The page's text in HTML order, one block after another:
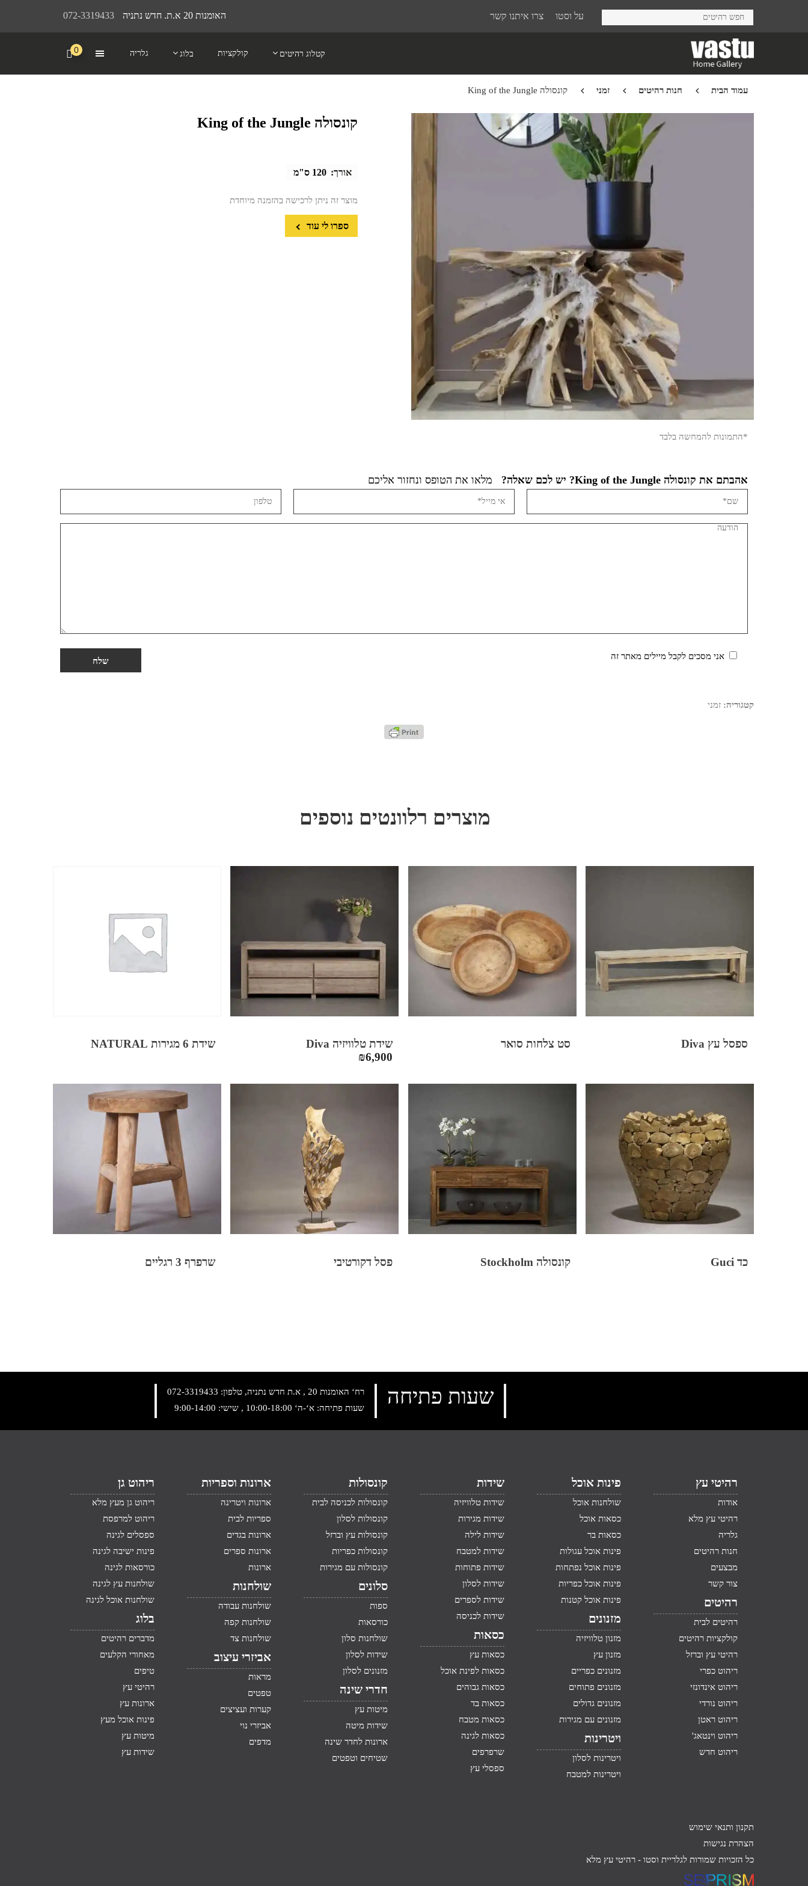
072-3319433 האומנות 20 א.ת. חדש נתניה על וסטו צרו איתנו קשר
קטלוג רהיטים קולקציות בלוג גלריה 0
עמוד הבית חנות רהיטים זמני קונסולה King of the Jungle
*התמונות להמחשה בלבד
קונסולה King of the Jungle
אורך: 120 ס"מ
מוצר זה ניתן לרכישה בהזמנה מיוחדת
ספרו לי עוד
אהבתם את קונסולה King of the Jungle? יש לכם שאלה? מלאו את הטופס ונחזור אליכם
אני מסכים לקבל מיילים מאתר זה
קטגוריה: זמני
מוצרים רלוונטים נוספים
ספסל עץ Diva סט צלחות סואר
שידת טלוויזיה Diva
₪6,900
שידת 6 מגירות NATURAL
כד Guci קונסולה Stockholm פסל דקורטיבי שרפרף 3 רגליים
רח‘ האומנות 20 , א.ת חדש נתניה, טלפון:
072-3319433
שעות פתיחה: א‘-ה‘ 10:00-18:00 , שישי: 9:00-14:00
שעות פתיחה
רהיטי עץ
אודות
רהיטי עץ מלא
גלריה
חנות רהיטים
מבצעים
צור קשר
רהיטים
רהיטים לבית
קולקציות רהיטים
רהיטי עץ וברזל
ריהוט כפרי
ריהוט אינדונזי
ריהוט נורדי
ריהוט ראטן
ריהוט וינטאג'
ריהוט חדש
פינות אוכל
שולחנות אוכל
כסאות אוכל
כסאות בר
פינות אוכל עגולות
פינות אוכל נפתחות
פינות אוכל כפריות
פינות אוכל קטנות
מזנונים
מזנון טלוויזיה
מזנון עץ
מזנונים כפריים
מזנונים פתוחים
מזנונים גדולים
מזנונים עם מגירות
ויטרינות
ויטרינות לסלון
ויטרינות למטבח
שידות
שידות טלוויזיה
שידות מגירות
שידות לילה
שידות למטבח
שידות פתוחות
שידות לסלון
שידות לספרים
שידות לכניסה
כסאות
כסאות עץ
כסאות לפינת אוכל
כסאות גבוהים
כסאות בד
כסאות מטבח
כסאות לגינה
שרפרפים
ספסלי עץ
קונסולות
קונסולות לכניסה לבית
קונסולות לסלון
קונסולות עץ וברזל
קונסולות כפריות
קונסולות עם מגירות
סלונים
ספות
כורסאות
שולחנות סלון
שידות לסלון
מזנונים לסלון
חדרי שינה
מיטות עץ
שידות מיטה
ארונות לחדר שינה
שטיחים וטפטים
ארונות וספריות
ארונות ויטרינה
ספריות לבית
ארונות בגדים
ארונות ספרים
ארונות
שולחנות
שולחנות עבודה
שולחנות קפה
שולחנות צד
אביזרי עיצוב
מראות
טפטים
קערות ועציצים
אביזרי נוי
מדפים
ריהוט גן
ריהוט גן מעץ מלא
ריהוט למרפסת
ספסלים לגינה
פינות ישיבה לגינה
כורסאות לגינה
שולחנות עץ לגינה
שולחנות אוכל לגינה
בלוג
מדברים רהיטים
מאחורי הקלעים
טיפים
רהיטי עץ
ארונות עץ
פינות אוכל מעץ
מיטות עץ
שידות עץ
תקנון ותנאי שימוש
הצהרת נגישות
כל הזכויות שמורות לגלריית וסטו - רהיטי עץ מלא